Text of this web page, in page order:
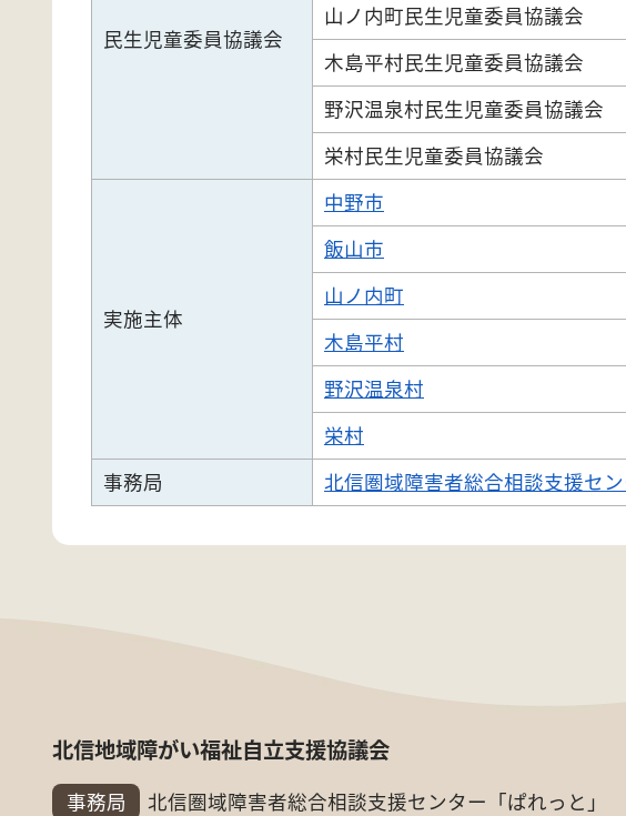
民生児童委員協議会
山ノ内町民生児童委員協議会
木島平村民生児童委員協議会
野沢温泉村民生児童委員協議会
栄村民生児童委員協議会
実施主体
中野市
飯山市
山ノ内町
木島平村
野沢温泉村
栄村
事務局
北信圏域障害者総合相談支援セ
北信地域障がい福祉自立支援協議会
事務局 北信圏域障害者総合相談支援センター「ぱれっと」